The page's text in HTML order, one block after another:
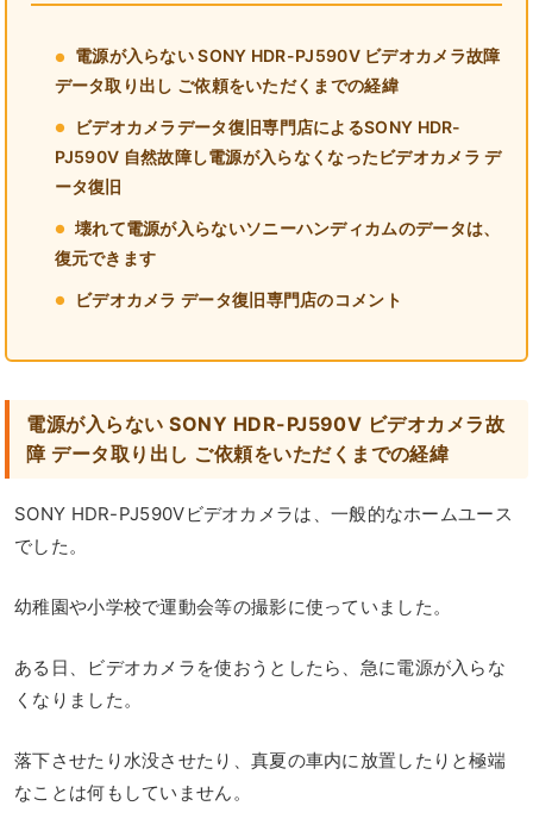
電源が入らない SONY HDR-PJ590V ビデオカメラ故障
データ取り出し ご依頼をいただくまでの経緯
ビデオカメラデータ復旧専門店によるSONY HDR-
PJ590V 自然故障し電源が入らなくなったビデオカメラ デ
ータ復旧
壊れて電源が入らないソニーハンディカムのデータは、
復元できます
ビデオカメラ データ復旧専門店のコメント
電源が入らない SONY HDR-PJ590V ビデオカメラ故
障 データ取り出し ご依頼をいただくまでの経緯
SONY HDR-PJ590Vビデオカメラは、一般的なホームユース
でした。
幼稚園や小学校で運動会等の撮影に使っていました。
ある日、ビデオカメラを使おうとしたら、急に電源が入らな
くなりました。
落下させたり水没させたり、真夏の車内に放置したりと極端
なことは何もしていません。